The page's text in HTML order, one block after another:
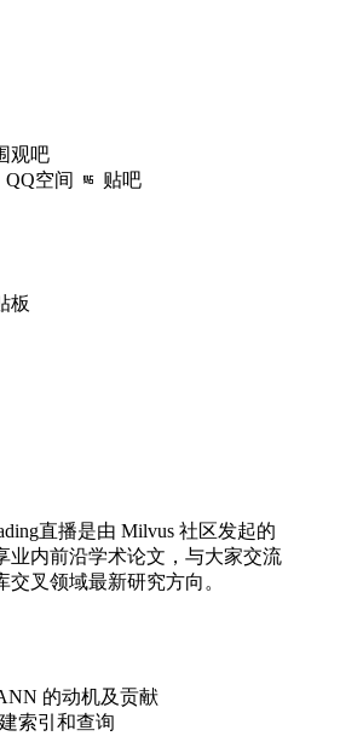
观吧
QQ空间 贴吧
板
直播是由 Milvus 社区发起的
业内前沿学术论文，与大家交流
交叉领域最新研究方向。
的动机及贡献
索引和查询